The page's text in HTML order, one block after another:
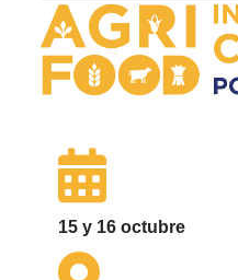
15 y 16 octubre